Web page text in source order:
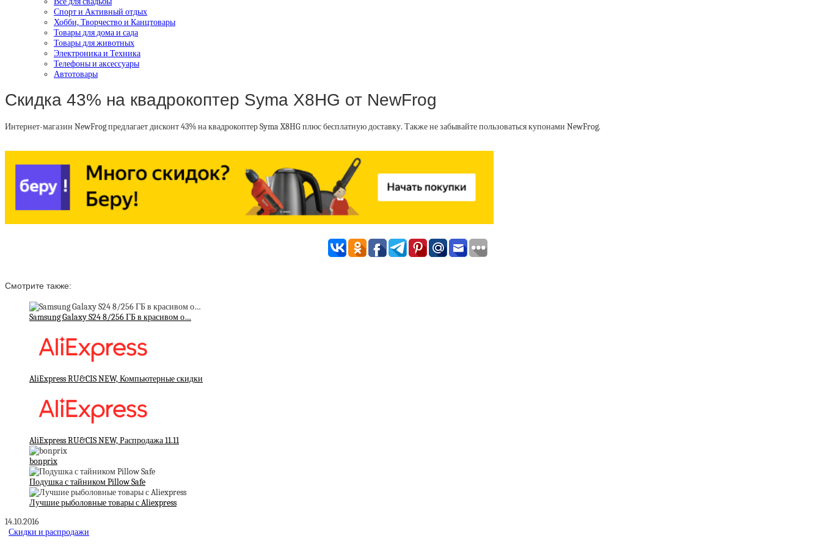
Спорт и Активный отдых
Хобби, Творчество и Канцтовары
Товары для дома и сада
Товары для животных
Электроника и Техника
Телефоны и аксессуары
Автотовары
Скидка 43% на квадрокоптер Syma X8HG от NewFrog
Интернет-магазин NewFrog предлагает дисконт 43% на квадрокоптер Syma X8HG плюс бесплатную доставку. Также не забывайте пользоваться купонами NewFrog.
Смотрите также:
Samsung Galaxy S24 8/256 ГБ в красивом о…
AliExpress RU&CIS NEW, Компьютерные скидки
AliExpress RU&CIS NEW, Распродажа 11.11
bonprix
Подушка с тайником Pillow Safe
Лучшие рыболовные товары с Aliexpress
14.10.2016
Скидки и распродажи